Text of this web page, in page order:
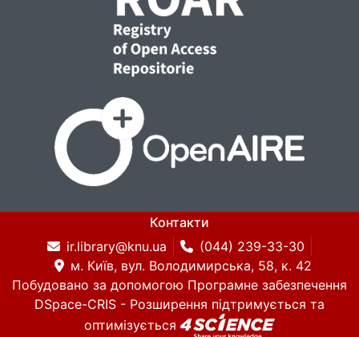
Контакти
ir.library@knu.ua
(044) 239-33-30
м. Київ, вул. Володимирська, 58, к. 42
Побудовано за допомогою Програмне забезпечення
DSpace-CRIS - Розширення підтримується та
оптимізується